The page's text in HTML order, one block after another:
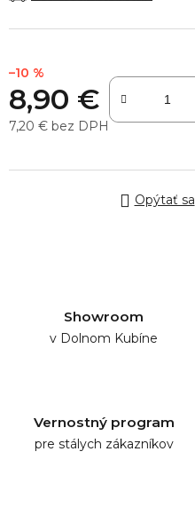
–10 %
8,90 €
7,20 € bez DPH
Opýtať sa
Showroom
v Dolnom Kubíne
Vernostný program
pre stálych zákazníkov